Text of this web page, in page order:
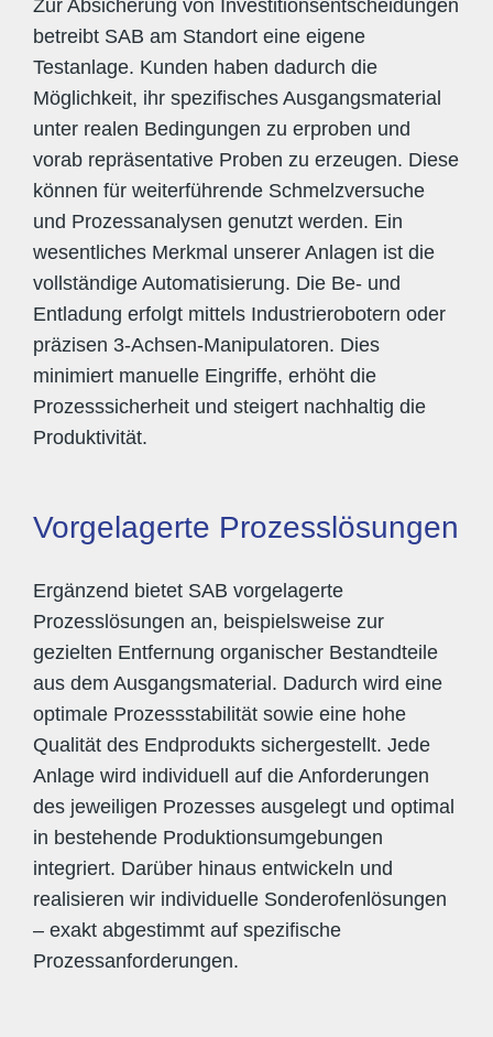
Zur Absicherung von Investitionsentscheidungen
betreibt SAB am Standort eine eigene
Testanlage. Kunden haben dadurch die
Möglichkeit, ihr spezifisches Ausgangsmaterial
unter realen Bedingungen zu erproben und
vorab repräsentative Proben zu erzeugen. Diese
können für weiterführende Schmelzversuche
und Prozessanalysen genutzt werden. Ein
wesentliches Merkmal unserer Anlagen ist die
vollständige Automatisierung. Die Be- und
Entladung erfolgt mittels Industrierobotern oder
präzisen 3-Achsen-Manipulatoren. Dies
minimiert manuelle Eingriffe, erhöht die
Prozesssicherheit und steigert nachhaltig die
Produktivität.
Vorgelagerte Prozesslösungen
Ergänzend bietet SAB vorgelagerte
Prozesslösungen an, beispielsweise zur
gezielten Entfernung organischer Bestandteile
aus dem Ausgangsmaterial. Dadurch wird eine
optimale Prozessstabilität sowie eine hohe
Qualität des Endprodukts sichergestellt. Jede
Anlage wird individuell auf die Anforderungen
des jeweiligen Prozesses ausgelegt und optimal
in bestehende Produktionsumgebungen
integriert. Darüber hinaus entwickeln und
realisieren wir individuelle Sonderofenlösungen
– exakt abgestimmt auf spezifische
Prozessanforderungen.